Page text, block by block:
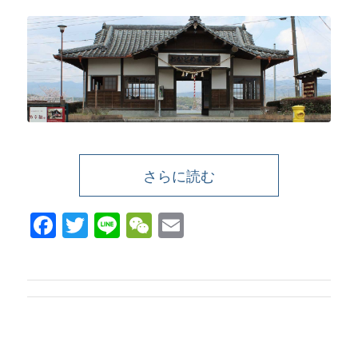
さらに読む
Facebook
Twitter
LineWeChat
Email